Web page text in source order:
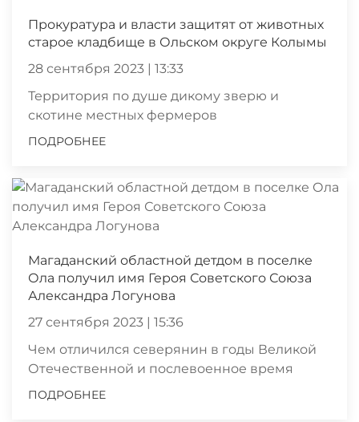
Прокуратура и власти защитят от животных
старое кладбище в Ольском округе Колымы
28 сентября 2023 | 13:33
Территория по душе дикому зверю и
скотине местных фермеров
ПОДРОБНЕЕ
Магаданский областной детдом в поселке
Ола получил имя Героя Советского Союза
Александра Логунова
27 сентября 2023 | 15:36
Чем отличился северянин в годы Великой
Отечественной и послевоенное время
ПОДРОБНЕЕ